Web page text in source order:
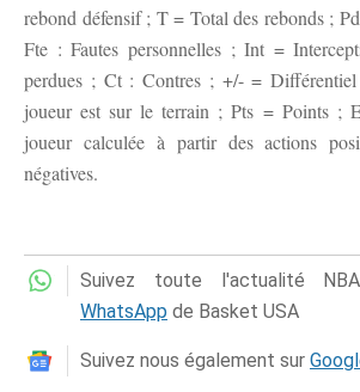
rebond défensif ; T = Total des rebonds ;
Fte : Fautes personnelles ; Int =
perdues ; Ct : Contres ; +/- =
joueur est sur le terrain ; Pts = Points ;
joueur calculée à partir des actions
négatives.
Suivez toute l'actualité
WhatsApp de Basket USA
Suivez nous également sur